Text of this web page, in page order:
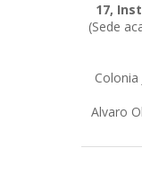
17,
(Sede
Colonia
Alvaro